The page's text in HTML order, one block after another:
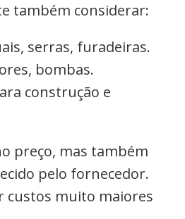
também considerar:
serras, furadeiras.
bombas.
construção e
preço, mas também
pelo fornecedor.
custos muito maiores